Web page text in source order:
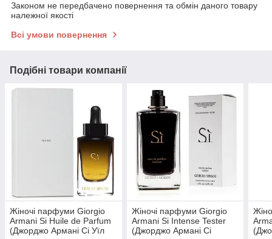
Законом не передбачено повернення та обмін даного товару
належної якості
Всі умови повернення
Подібні товари компанії
Жіночі парфуми Giorgio
Armani Si Huile de Parfum
(Джорджо Армані Сі Уїл
Жіночі парфуми Giorgio
Armani Si Intense Tester
(Джорджо Армані Сі